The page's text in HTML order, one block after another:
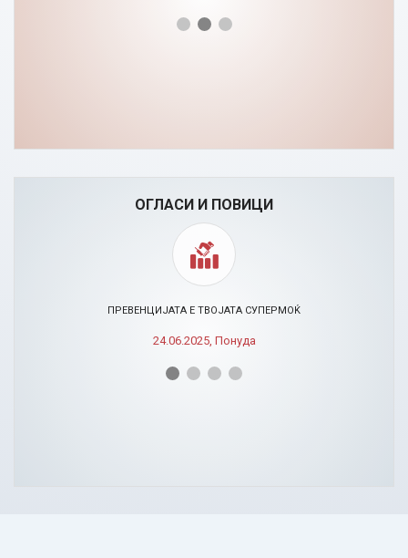
ОГЛАСИ И ПОВИЦИ
ПРЕВЕНЦИЈАТА Е ТВОЈАТА СУПЕРМОЌ
24.06.2025, Понуда